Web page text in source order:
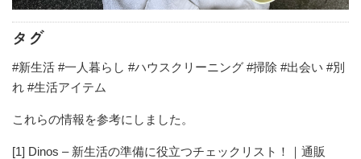
タグ
#新生活 #一人暮らし #ハウスクリーニング #掃除 #出会い #別
れ #生活アイテム
これらの情報を参考にしました。
[1] Dinos – 新生活の準備に役立つチェックリスト！｜通販